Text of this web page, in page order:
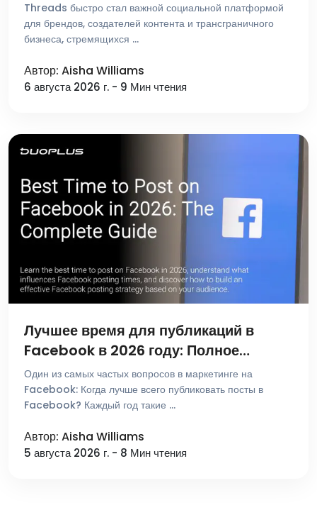
Threads быстро стал важной социальной платформой
для брендов, создателей контента и трансграничного
бизнеса, стремящихся …
Автор: Aisha Williams
6 августа 2026 г. - 9 Мин чтения
Лучшее время для публикаций в
Facebook в 2026 году: Полное
руководство
Один из самых частых вопросов в маркетинге на
Facebook: Когда лучше всего публиковать посты в
Facebook? Каждый год такие …
Автор: Aisha Williams
5 августа 2026 г. - 8 Мин чтения